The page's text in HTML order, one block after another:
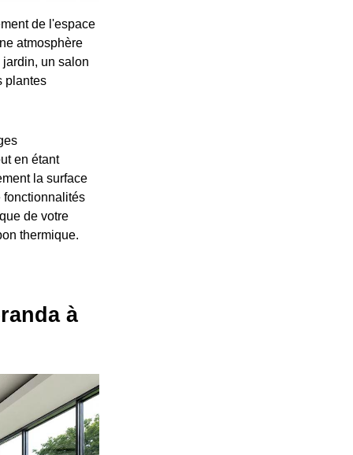
de l'espace
atmosphère
un salon
plantes
en étant
la surface
fonctionnalités
de votre
thermique.
à